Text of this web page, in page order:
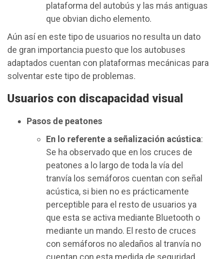
plataforma del autobús y las más antiguas
que obvian dicho elemento.
Aún así en este tipo de usuarios no resulta un dato
de gran importancia puesto que los autobuses
adaptados cuentan con plataformas mecánicas para
solventar este tipo de problemas.
Usuarios con discapacidad visual
Pasos de peatones
En lo referente a señalización acústica:
Se ha observado que en los cruces de
peatones a lo largo de toda la vía del
tranvía los semáforos cuentan con señal
acústica, si bien no es prácticamente
perceptible para el resto de usuarios ya
que esta se activa mediante Bluetooth o
mediante un mando. El resto de cruces
con semáforos no aledaños al tranvía no
cuentan con esta medida de seguridad.